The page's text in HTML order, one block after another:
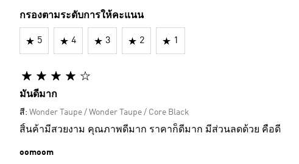
กรองตามระดับการให้คะแนน
5 4 3 2 1
มันดีมาก
สี: Wonder Taupe / Wonder Taupe / Core Black
สิ้นค้ามีสวยงาม คุณภาพดีมาก ราคาก็ดีมาก มีส่วนลดด้วย คือดี
oomoom